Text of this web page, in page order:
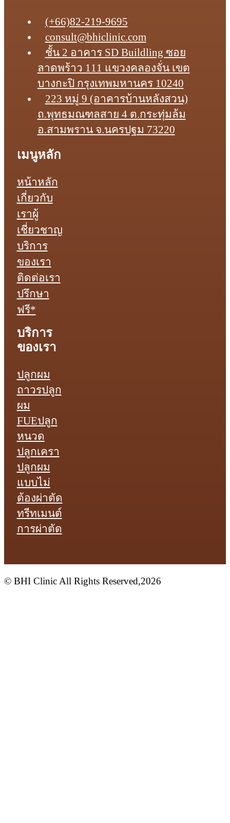
(+66)82-219-9695
consult@bhiclinic.com
ชั้น 2 อาคาร SD Buildling ซอย
ลาดพร้าว 111 แขวงคลองจั่น เขต
บางกะปิ กรุงเทพมหานคร 10240
223 หมู่ 9 (อาคารบ้านหลังสวน)
ถ.พุทธมณฑลสาย 4 ต.กระทุ่มล้ม
อ.สามพราน จ.นครปฐม 73220
เมนูหลัก
หน้าหลัก
เกี่ยวกับ
เราผู้
เชี่ยวชาญ
บริการ
ของเรา
ติดต่อเรา
ปรึกษา
ฟรี*
บริการ
ของเรา
ปลูกผม
ถาวรปลูก
ผม
FUEปลูก
หนวด
ปลูกเครา
ปลูกผม
แบบไม่
ต้องผ่าตัด
ทรีทเมนต์
การผ่าตัด
© BHI Clinic All Rights Reserved,2026